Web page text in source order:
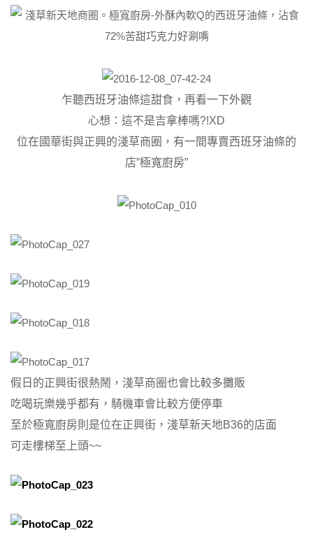
乍聽西班牙油條這甜食，再看一下外觀
心想：這不是吉拿棒嗎?!XD
位在國華街與正興的淺草商圈，有一間專賣西班牙油條的
店”極寬廚房”
假日的正興街很熱鬧，淺草商圈也會比較多攤販
吃喝玩樂幾乎都有，騎機車會比較方便停車
至於極寬廚房則是位在正興街，淺草新天地B36的店面
可走樓梯至上頭~~